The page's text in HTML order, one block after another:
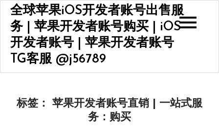
Skip
content
全球苹果iOS开发者账号出售服
务 | 苹果开发者账号购买 | iOS
开发者账号 | 苹果开发者账号
TG客服 @j56789
标签： 苹果开发者账号直销 | 一站式服
务：购买